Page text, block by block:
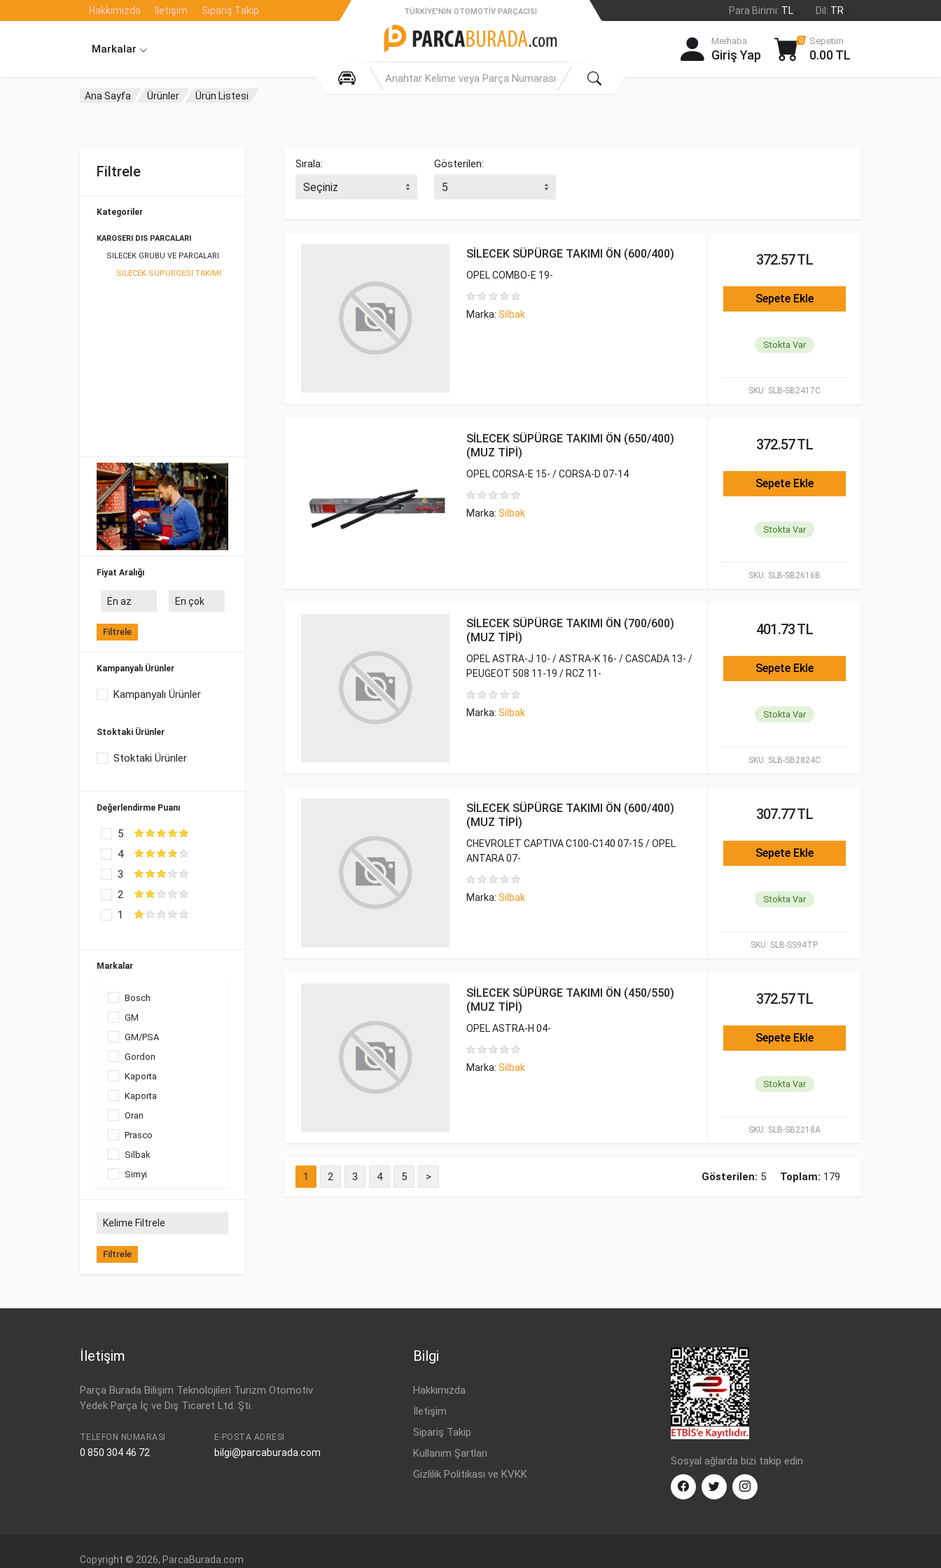
Hakkımızda İletişim Sipariş Takip Para Birimi: TL Dil: TR
Markalar
TÜRKIYE'NIN OTOMOTIV PARÇACISI
Merhaba
Giriş Yap
0 Sepetim
0.00 TL
Ana Sayfa Ürünler Ürün Listesi
Filtrele
Kategoriler
KAROSERI DIS PARCALARI
SILECEK GRUBU VE PARCALARI
SILECEK SUPURGESI TAKIMI
Fiyat Aralığı
Filtrele
Kampanyalı Ürünler
Kampanyalı Ürünler
Stoktaki Ürünler
Stoktaki Ürünler
Değerlendirme Puanı
5
4
3
2
1
Markalar
Bosch
GM
GM/PSA
Gordon
Kaporta
Kaporta
Oran
Prasco
Silbak
Simyi
Filtrele
Sırala: Gösterilen:
SKU: SLB-SB2417C
SİLECEK SÜPÜRGE TAKIMI ÖN (600/400)
OPEL COMBO-E 19-
Marka: Silbak
372.57 TL
Sepete Ekle
Stokta Var
SKU: SLB-SB2616B
SİLECEK SÜPÜRGE TAKIMI ÖN (650/400)
(MUZ TİPİ)
OPEL CORSA-E 15- / CORSA-D 07-14
Marka: Silbak
372.57 TL
Sepete Ekle
Stokta Var
SKU: SLB-SB2824C
SİLECEK SÜPÜRGE TAKIMI ÖN (700/600)
(MUZ TİPİ)
OPEL ASTRA-J 10- / ASTRA-K 16- / CASCADA 13- /
PEUGEOT 508 11-19 / RCZ 11-
Marka: Silbak
401.73 TL
Sepete Ekle
Stokta Var
SKU: SLB-SS94TP
SİLECEK SÜPÜRGE TAKIMI ÖN (600/400)
(MUZ TİPİ)
CHEVROLET CAPTIVA C100-C140 07-15 / OPEL
ANTARA 07-
Marka: Silbak
307.77 TL
Sepete Ekle
Stokta Var
SKU: SLB-SB2218A
SİLECEK SÜPÜRGE TAKIMI ÖN (450/550)
(MUZ TİPİ)
OPEL ASTRA-H 04-
Marka: Silbak
372.57 TL
Sepete Ekle
Stokta Var
1 2 3 4 5 > Gösterilen: 5 Toplam: 179
İletişim
Parça Burada Bilişim Teknolojileri Turizm Otomotiv
Yedek Parça İç ve Dış Ticaret Ltd. Şti.
TELEFON NUMARASI
0 850 304 46 72
E-POSTA ADRESI
bilgi@parcaburada.com
Bilgi
Hakkımızda
İletişim
Sipariş Takip
Kullanım Şartları
Gizlilik Politikası ve KVKK
Sosyal ağlarda bizi takip edin
Copyright © 2026, ParcaBurada.com